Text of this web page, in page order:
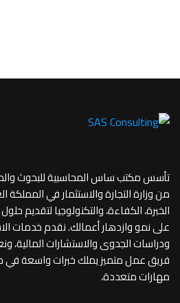
من وزارة التجارة والاستثمار في المملكة
الخبرة، الكفاءة، والتكنولوجيا لتقديم
على نمو وازدهار أعمالك. نقدم خدمات
ودراسات الجدوى والاستشارات المالية،
فريق عمل متميز يملك خبرات واسعة في
مهارات متعددة،